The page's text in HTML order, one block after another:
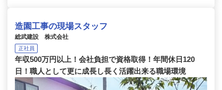
造園工事の現場スタッフ
総武建設 株式会社
正社員
年収500万円以上！会社負担で資格取得！年間休日120
日！職人として更に成長し長く活躍出来る職場環境